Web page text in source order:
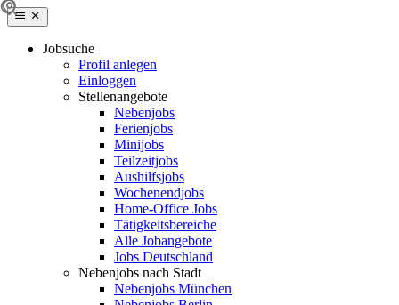
Jobsuche
Profil anlegen
Einloggen
Stellenangebote
Nebenjobs
Ferienjobs
Minijobs
Teilzeitjobs
Aushilfsjobs
Wochenendjobs
Home-Office Jobs
Tätigkeitsbereiche
Alle Jobangebote
Jobs Deutschland
Nebenjobs nach Stadt
Nebenjobs München